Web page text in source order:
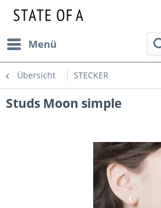
Menü
Übersicht STECKER
Studs Moon simple